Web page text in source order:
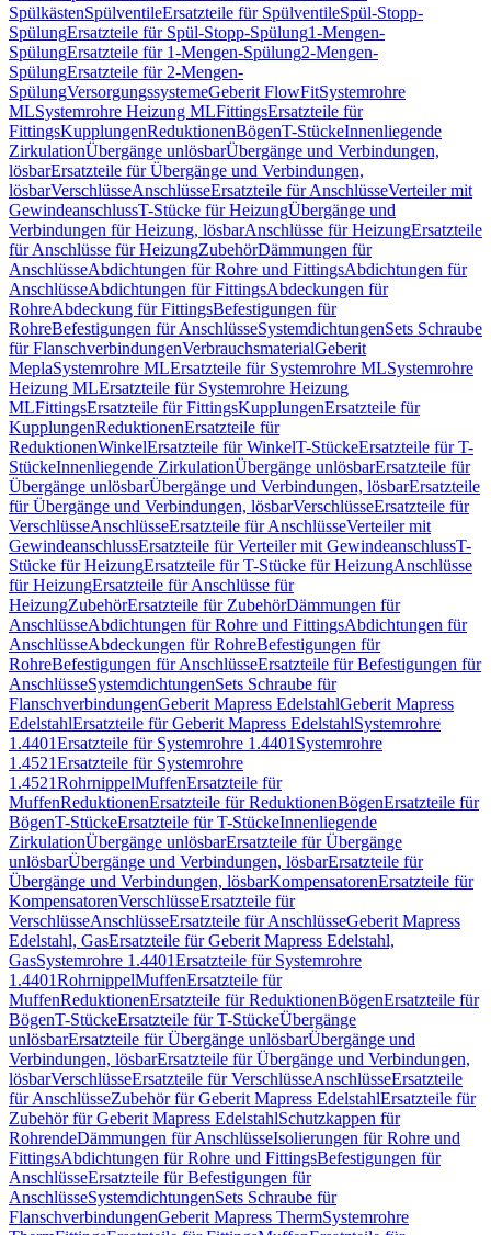
SpülkästenSpülventileErsatzteile für SpülventileSpül-Stopp-
SpülungErsatzteile für Spül-Stopp-Spülung1-Mengen-
SpülungErsatzteile für 1-Mengen-Spülung2-Mengen-
SpülungErsatzteile für 2-Mengen-
SpülungVersorgungssystemeGeberit FlowFitSystemrohre
MLSystemrohre Heizung MLFittingsErsatzteile für
FittingsKupplungenReduktionenBögenT-StückeInnenliegende
ZirkulationÜbergänge unlösbarÜbergänge und Verbindungen,
lösbarErsatzteile für Übergänge und Verbindungen,
lösbarVerschlüsseAnschlüsseErsatzteile für AnschlüsseVerteiler mit
GewindeanschlussT-Stücke für HeizungÜbergänge und
Verbindungen für Heizung, lösbarAnschlüsse für HeizungErsatzteile
für Anschlüsse für HeizungZubehörDämmungen für
AnschlüsseAbdichtungen für Rohre und FittingsAbdichtungen für
AnschlüsseAbdichtungen für FittingsAbdeckungen für
RohreAbdeckung für FittingsBefestigungen für
RohreBefestigungen für AnschlüsseSystemdichtungenSets Schraube
für FlanschverbindungenVerbrauchsmaterialGeberit
MeplaSystemrohre MLErsatzteile für Systemrohre MLSystemrohre
Heizung MLErsatzteile für Systemrohre Heizung
MLFittingsErsatzteile für FittingsKupplungenErsatzteile für
KupplungenReduktionenErsatzteile für
ReduktionenWinkelErsatzteile für WinkelT-StückeErsatzteile für T-
StückeInnenliegende ZirkulationÜbergänge unlösbarErsatzteile für
Übergänge unlösbarÜbergänge und Verbindungen, lösbarErsatzteile
für Übergänge und Verbindungen, lösbarVerschlüsseErsatzteile für
VerschlüsseAnschlüsseErsatzteile für AnschlüsseVerteiler mit
GewindeanschlussErsatzteile für Verteiler mit GewindeanschlussT-
Stücke für HeizungErsatzteile für T-Stücke für HeizungAnschlüsse
für HeizungErsatzteile für Anschlüsse für
HeizungZubehörErsatzteile für ZubehörDämmungen für
AnschlüsseAbdichtungen für Rohre und FittingsAbdichtungen für
AnschlüsseAbdeckungen für RohreBefestigungen für
RohreBefestigungen für AnschlüsseErsatzteile für Befestigungen für
AnschlüsseSystemdichtungenSets Schraube für
FlanschverbindungenGeberit Mapress EdelstahlGeberit Mapress
EdelstahlErsatzteile für Geberit Mapress EdelstahlSystemrohre
1.4401Ersatzteile für Systemrohre 1.4401 Systemrohre
1.4521Ersatzteile für Systemrohre
1.4521RohrnippelMuffenErsatzteile für
MuffenReduktionenErsatzteile für ReduktionenBögenErsatzteile für
BögenT-StückeErsatzteile für T-StückeInnenliegende
ZirkulationÜbergänge unlösbarErsatzteile für Übergänge
unlösbarÜbergänge und Verbindungen, lösbarErsatzteile für
Übergänge und Verbindungen, lösbarKompensatorenErsatzteile für
KompensatorenVerschlüsseErsatzteile für
VerschlüsseAnschlüsseErsatzteile für AnschlüsseGeberit Mapress
Edelstahl, GasErsatzteile für Geberit Mapress Edelstahl,
GasSystemrohre 1.4401Ersatzteile für Systemrohre
1.4401RohrnippelMuffenErsatzteile für
MuffenReduktionenErsatzteile für ReduktionenBögenErsatzteile für
BögenT-StückeErsatzteile für T-StückeÜbergänge
unlösbarErsatzteile für Übergänge unlösbarÜbergänge und
Verbindungen, lösbarErsatzteile für Übergänge und Verbindungen,
lösbarVerschlüsseErsatzteile für VerschlüsseAnschlüsseErsatzteile
für AnschlüsseZubehör für Geberit Mapress EdelstahlErsatzteile für
Zubehör für Geberit Mapress EdelstahlSchutzkappen für
RohrendeDämmungen für AnschlüsseIsolierungen für Rohre und
FittingsAbdichtungen für Rohre und FittingsBefestigungen für
AnschlüsseErsatzteile für Befestigungen für
AnschlüsseSystemdichtungenSets Schraube für
FlanschverbindungenGeberit Mapress ThermSystemrohre